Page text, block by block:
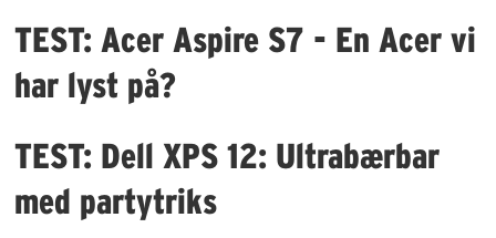
TEST: Acer Aspire S7 - En Acer vi
har lyst på?
TEST: Dell XPS 12: Ultrabærbar
med partytriks